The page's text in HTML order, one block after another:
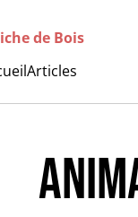
de Bois
Articles